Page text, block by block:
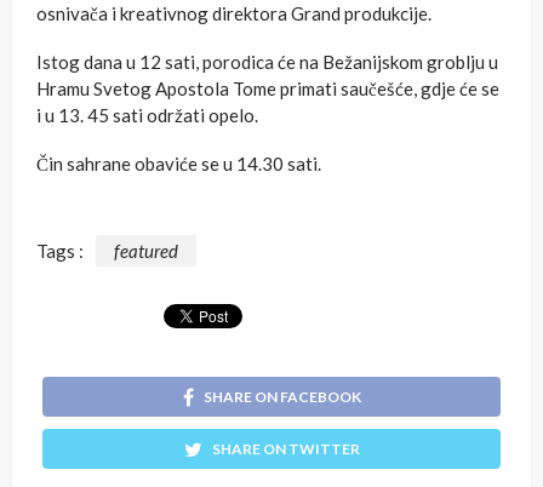
osnivača i kreativnog direktora Grand produkcije.
Istog dana u 12 sati, porodica će na Bežanijskom groblju u
Hramu Svetog Apostola Tome primati saučešće, gdje će se
i u 13. 45 sati održati opelo.
Čin sahrane obaviće se u 14.30 sati.
Tags : featured
SHARE ON FACEBOOK
SHARE ON TWITTER